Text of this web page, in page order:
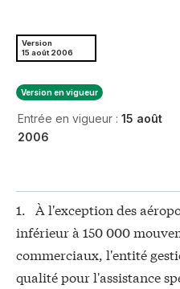
Version
15 août 2006
Version en vigueur
Entrée en vigueur : 15 août
2006
1. À l'exception des
inférieur à 150 000
commerciaux, l'entité
qualité pour l'assistance